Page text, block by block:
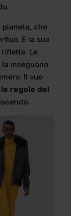
pianeta, che
E la sua
Le
inseguono.
Il suo
regole del